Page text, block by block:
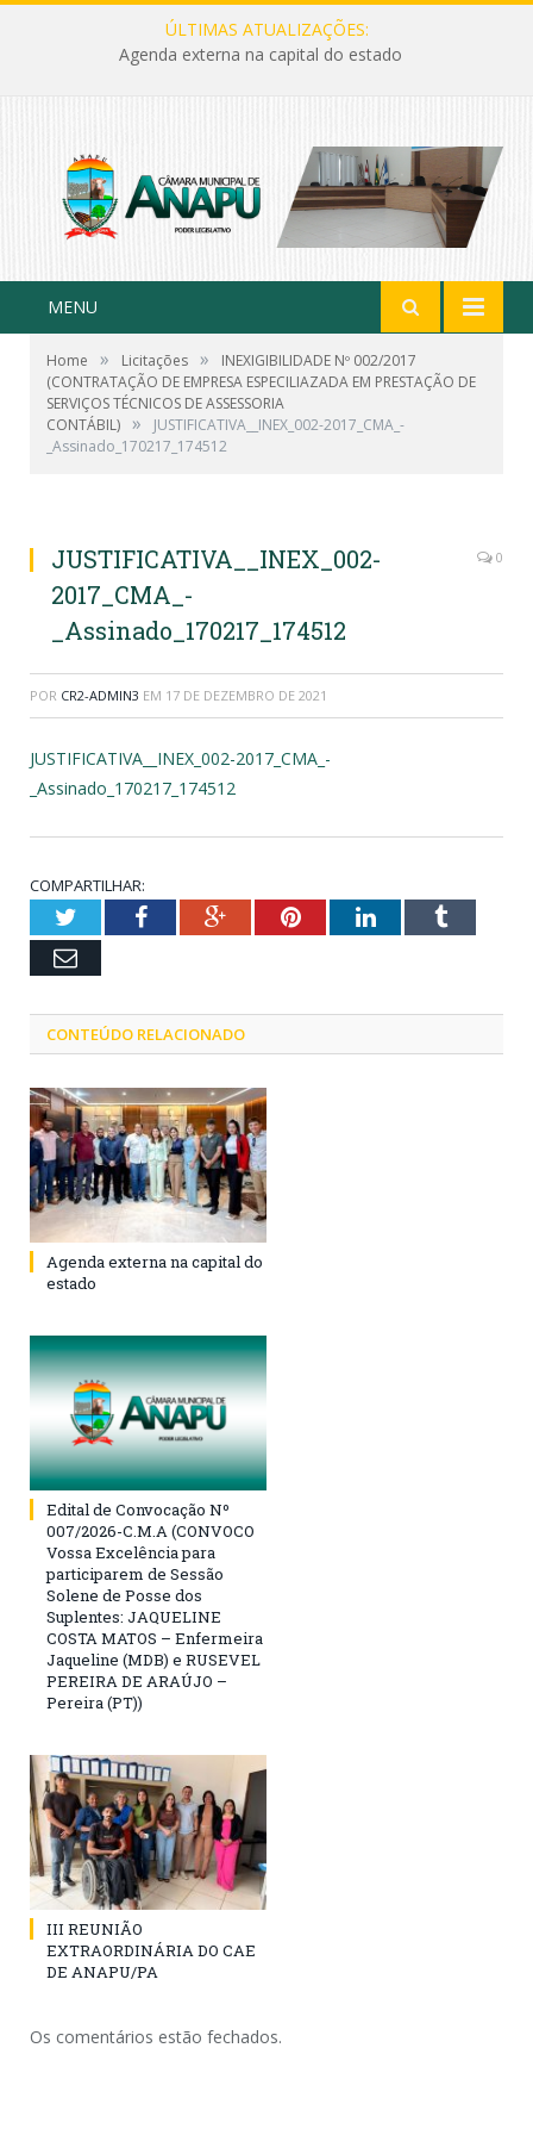
ÚLTIMAS ATUALIZAÇÕES:
Agenda externa na capital do estado
MENU
Home » Licitações »
INEXIGIBILIDADE Nº 002/2017
(CONTRATAÇÃO DE EMPRESA ESPECILIAZADA EM PRESTAÇÃO DE
SERVIÇOS TÉCNICOS DE ASSESSORIA
CONTÁBIL) »
JUSTIFICATIVA__INEX_002-2017_CMA_-
_Assinado_170217_174512
JUSTIFICATIVA__INEX_002-
2017_CMA_-
_Assinado_170217_174512
0
POR CR2-ADMIN3 EM 17 DE DEZEMBRO DE 2021
JUSTIFICATIVA__INEX_002-2017_CMA_-
_Assinado_170217_174512
COMPARTILHAR:
TwitterFacebookGoogle+PinterestLinkedInTumblr
Email
CONTEÚDO RELACIONADO
Agenda externa na capital do
estado
Edital de Convocação Nº
007/2026-C.M.A (CONVOCO
Vossa Excelência para
participarem de Sessão
Solene de Posse dos
Suplentes: JAQUELINE
COSTA MATOS – Enfermeira
Jaqueline (MDB) e RUSEVEL
PEREIRA DE ARAÚJO –
Pereira (PT))
III REUNIÃO
EXTRAORDINÁRIA DO CAE
DE ANAPU/PA
Os comentários estão fechados.